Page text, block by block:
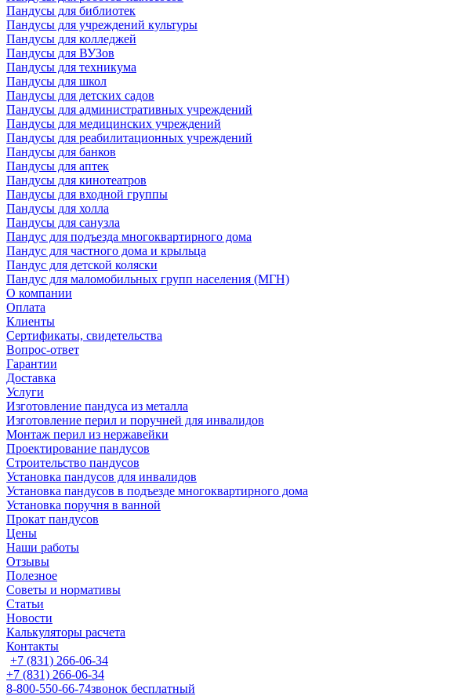
Пандусы для библиотек
Пандусы для учреждений культуры
Пандусы для колледжей
Пандусы для ВУЗов
Пандусы для техникума
Пандусы для школ
Пандусы для детских садов
Пандусы для административных учреждений
Пандусы для медицинских учреждений
Пандусы для реабилитационных учреждений
Пандусы для банков
Пандусы для аптек
Пандусы для кинотеатров
Пандусы для входной группы
Пандусы для холла
Пандусы для санузла
Пандус для подъезда многоквартирного дома
Пандус для частного дома и крыльца
Пандус для детской коляски
Пандус для маломобильных групп населения (МГН)
О компании
Оплата
Клиенты
Сертификаты, свидетельства
Вопрос-ответ
Гарантии
Доставка
Услуги
Изготовление пандуса из металла
Изготовление перил и поручней для инвалидов
Монтаж перил из нержавейки
Проектирование пандусов
Строительство пандусов
Установка пандусов для инвалидов
Установка пандусов в подъезде многоквартирного дома
Установка поручня в ванной
Прокат пандусов
Цены
Наши работы
Отзывы
Полезное
Советы и нормативы
Статьи
Новости
Калькуляторы расчета
Контакты
+7 (831) 266-06-34
+7 (831) 266-06-34
8-800-550-66-74звонок бесплатный